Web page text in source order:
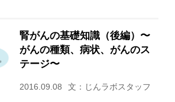
腎がんの基礎知識（後編）〜
がんの種類、病状、がんのス
テージ〜
2016.09.08 文：じんラボスタッフ